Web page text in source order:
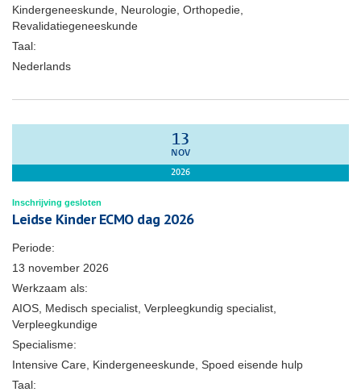
Kindergeneeskunde, Neurologie, Orthopedie,
Revalidatiegeneeskunde
Taal:
Nederlands
13
NOV
2026
Inschrijving gesloten
Leidse Kinder ECMO dag 2026
Periode:
13 november 2026
Werkzaam als:
AIOS, Medisch specialist, Verpleegkundig specialist,
Verpleegkundige
Specialisme:
Intensive Care, Kindergeneeskunde, Spoed eisende hulp
Taal: